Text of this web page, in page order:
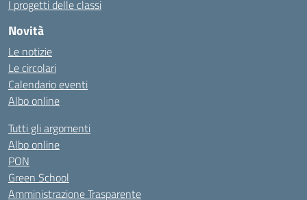
I progetti delle classi
Novità
Le notizie
Le circolari
Calendario eventi
Albo online
Tutti gli argomenti
Albo online
PON
Green School
Amministrazione Trasparente